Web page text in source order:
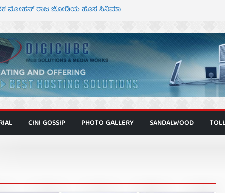
ಮೋಹನ್ ರಾಜ ಜೋಡಿಯ ಹೊಸ ಸಿನಿಮಾ
ಅಜೇಯಂ” ಹಾಡಿದ ದೃಶ್ಯ ವೈಭವ
ಅಭಿನಯದ ‘ಬಾಸ್’ ಚಿತ್ರ ತೆರೆಗೆ
ಮಿತ್ರ ಅಭಿನಯದ “ಮಹಾನ್” ಫಸ್ಟ್ ಲುಕ್
CINI GOSSIP PHOTO GALLERY SANDALWOOD